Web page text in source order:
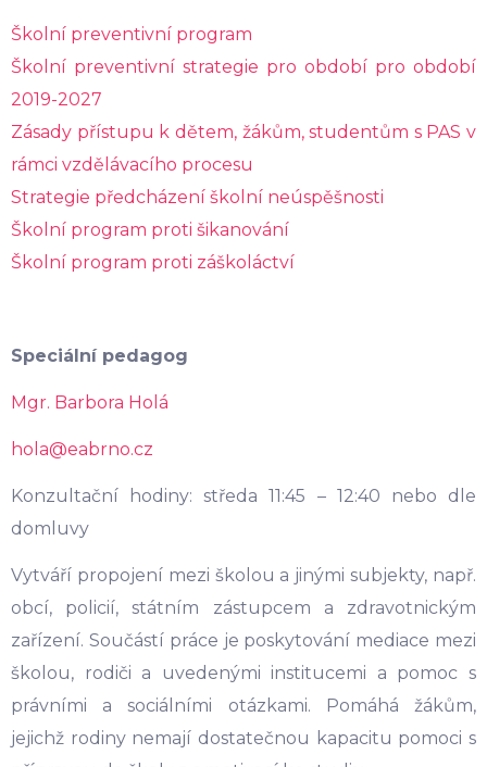
Školní preventivní program
Školní preventivní strategie pro období pro období
2019-2027
Zásady přístupu k dětem, žákům, studentům s PAS v
rámci vzdělávacího procesu
Strategie předcházení školní neúspěšnosti
Školní program proti šikanování
Školní program proti záškoláctví
Speciální pedagog
Mgr. Barbora Holá
hola@eabrno.cz
Konzultační hodiny: středa 11:45 – 12:40 nebo dle
domluvy
Vytváří propojení mezi školou a jinými subjekty, např.
obcí, policií, státním zástupcem a zdravotnickým
zařízení. Součástí práce je poskytování mediace mezi
školou, rodiči a uvedenými institucemi a pomoc s
právními a sociálními otázkami. Pomáhá žákům,
jejichž rodiny nemají dostatečnou kapacitu pomoci s